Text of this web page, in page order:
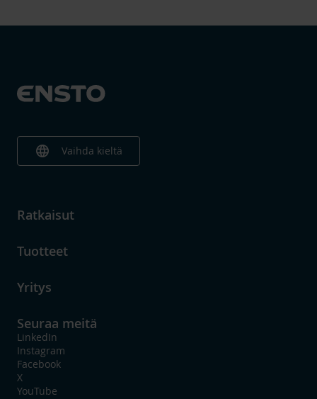
language Vaihda kieltä
Ratkaisut
Tuotteet
Yritys
Seuraa meitä
LinkedIn
Instagram
Facebook
X
YouTube